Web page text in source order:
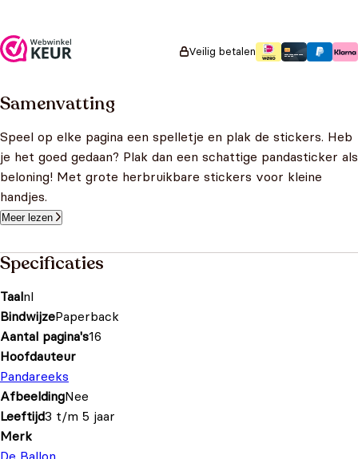
Veilig betalen
Samenvatting
Speel op elke pagina een spelletje en plak de stickers. Heb
je het goed gedaan? Plak dan een schattige pandasticker als
beloning! Met grote herbruikbare stickers voor kleine
handjes.
Meer lezen
Specificaties
Taalnl
BindwijzePaperback
Aantal pagina's16
Hoofdauteur
Pandareeks
AfbeeldingNee
Leeftijd3 t/m 5 jaar
Merk
De Ballon